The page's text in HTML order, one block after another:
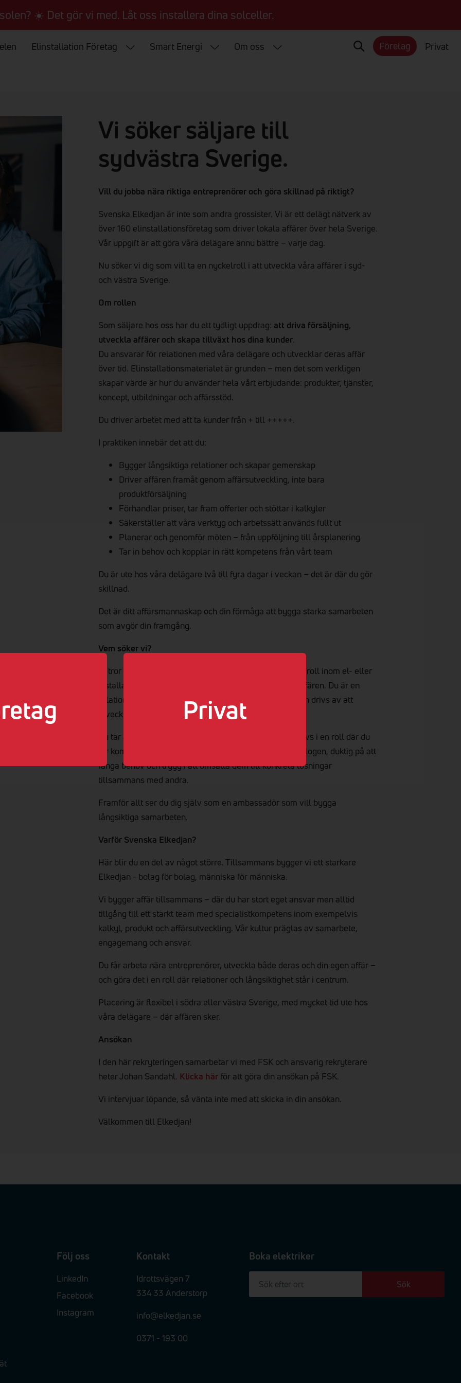
☀️ Det gör vi med. Låt oss installera dina solceller.
Elinstallation Företag Smart Energi Om oss Företag Privat
Privat
Vi söker säljare till
sydvästra Sverige.
Vill du jobba nära riktiga entreprenörer och göra skillnad på riktigt?
Svenska Elkedjan är inte som andra grossister. Vi är ett delägt nätverk av
över 160 elinstallationsföretag som driver lokala affärer över hela Sverige.
Vår uppgift är att göra våra delägare ännu bättre – varje dag.
Nu söker vi dig som vill ta en nyckelroll i att utveckla våra affärer i syd-
och västra Sverige.
Om rollen
Som säljare hos oss har du ett tydligt uppdrag: att driva försäljning,
utveckla affärer och skapa tillväxt hos dina kunder.
Du ansvarar för relationen med våra delägare och utvecklar deras affär
över tid. Elinstallationsmaterialet är grunden – men det som verkligen
skapar värde är hur du använder hela vårt erbjudande: produkter, tjänster,
koncept, utbildningar och affärsstöd.
Du driver arbetet med att ta kunder från + till +++++.
I praktiken innebär det att du:
Bygger långsiktiga relationer och skapar gemenskap
Driver affären framåt genom affärsutveckling, inte bara
produktförsäljning
Förhandlar priser, tar fram offerter och stöttar i kalkyler
Säkerställer att våra verktyg och arbetssätt används fullt ut
Planerar och genomför möten – från uppföljning till årsplanering
Tar in behov och kopplar in rätt kompetens från vårt team
Du är ute hos våra delägare två till fyra dagar i veckan – det är där du gör
skillnad.
Det är ditt affärsmannaskap och din förmåga att bygga starka samarbeten
som avgör din framgång.
Vem söker vi?
Vi tror att du idag arbetar i en kund- eller säljorienterad roll inom el- eller
installationsbranschen och vill ta ett större grepp om affären. Du är en
relationsskapare som förstår entreprenörens vardag och drivs av att
utveckla affärer över tid.
Du tar ansvar för din egen affär, budget och plan, och trivs i en roll där du
får kombinera struktur med affärsdriv. Du är lyhörd i dialogen, duktig på att
fånga behov och trygg i att omsätta dem till konkreta lösningar
tillsammans med andra.
Framför allt ser du dig själv som en ambassadör som vill bygga
långsiktiga samarbeten.
Varför Svenska Elkedjan?
Här blir du en del av något större. Tillsammans bygger vi ett starkare
Elkedjan - bolag för bolag, människa för människa.
Vi bygger affär tillsammans – där du har stort eget ansvar men alltid
tillgång till ett starkt team med specialistkompetens inom exempelvis
kalkyl, produkt och affärsutveckling. Vår kultur präglas av samarbete,
engagemang och ansvar.
Du får arbeta nära entreprenörer, utveckla både deras och din egen affär –
och göra det i en roll där relationer och långsiktighet står i centrum.
Placering är flexibel i södra eller västra Sverige, med mycket tid ute hos
våra delägare – där affären sker.
Ansökan
I den här rekryteringen samarbetar vi med FSK och ansvarig rekryterare
heter Johan Sandahl. Klicka här för att göra din ansökan på FSK.
Vi intervjuar löpande, så vänta inte med att skicka in din ansökan.
Välkommen till Elkedjan!
Följ oss
LinkedIn
Facebook
Instagram
Kontakt
Idrottsvägen 7
334 33 Anderstorp
info@elkedjan.se
0371 - 193 00
Boka elektriker
Sök